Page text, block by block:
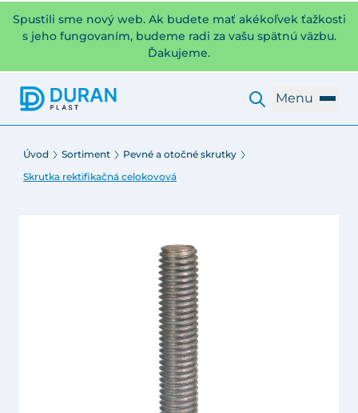
Spustili sme nový web. Ak budete mať akékoľvek ťažkosti
s jeho fungovaním, budeme radi za vašu spätnú väzbu.
Ďakujeme.
Menu
Úvod Sortiment
Pevné a otočné skrutky
Skrutka rektifikačná celokovová